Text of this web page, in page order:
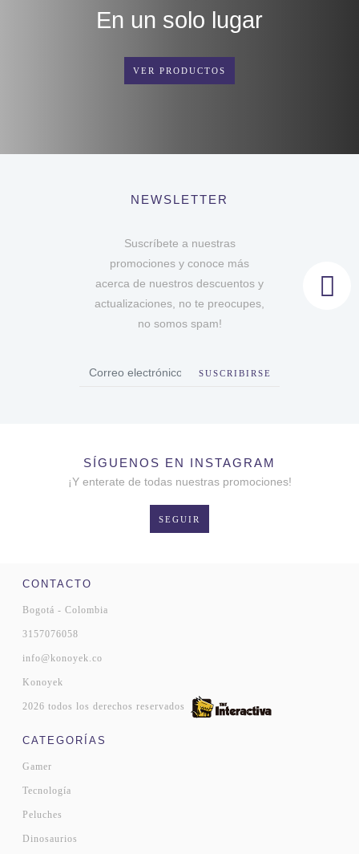
En un solo lugar
VER PRODUCTOS
NEWSLETTER
Suscríbete a nuestras
promociones y conoce más
acerca de nuestros descuentos y
actualizaciones, no te preocupes,
no somos spam!
SUSCRIBIRSE
SÍGUENOS EN INSTAGRAM
¡Y enterate de todas nuestras promociones!
SEGUIR
CONTACTO
Bogotá - Colombia
3157076058
info@konoyek.co
Konoyek
2026 todos los derechos reservados
CATEGORÍAS
Gamer
Tecnología
Peluches
Dinosaurios